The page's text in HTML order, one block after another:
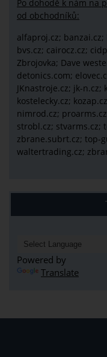
Po dohodě k nám na
od obchodníků:
alfaproj.cz; banzai.cz;
bvs.cz; cairocz.cz;
Zbrojovka; Dave
detonics.com;
JKnastroje.cz; jk-n.cz;
kostelecky.cz;
nimrod.cz;
strobl.cz; stvarms.cz;
zbrane.subrt.cz; top-
waltertrading.cz;
Powered by
Translate